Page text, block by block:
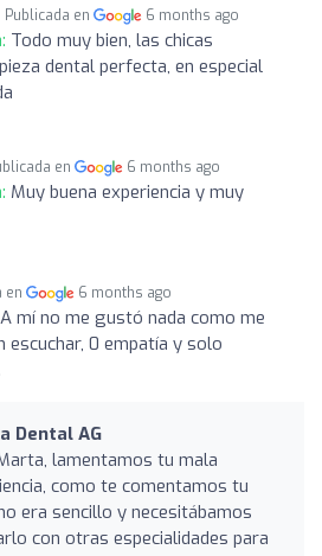
Publicada en 6 months ago
Todo muy bien, las chicas
dental perfecta, en especial
en 6 months ago
Muy buena experiencia y muy
en 6 months ago
A mí no me gustó nada como me
escuchar, 0 empatía y solo
Dental AG
lamentamos tu mala
como te comentamos tu
era sencillo y necesitábamos
con otras especialidades para